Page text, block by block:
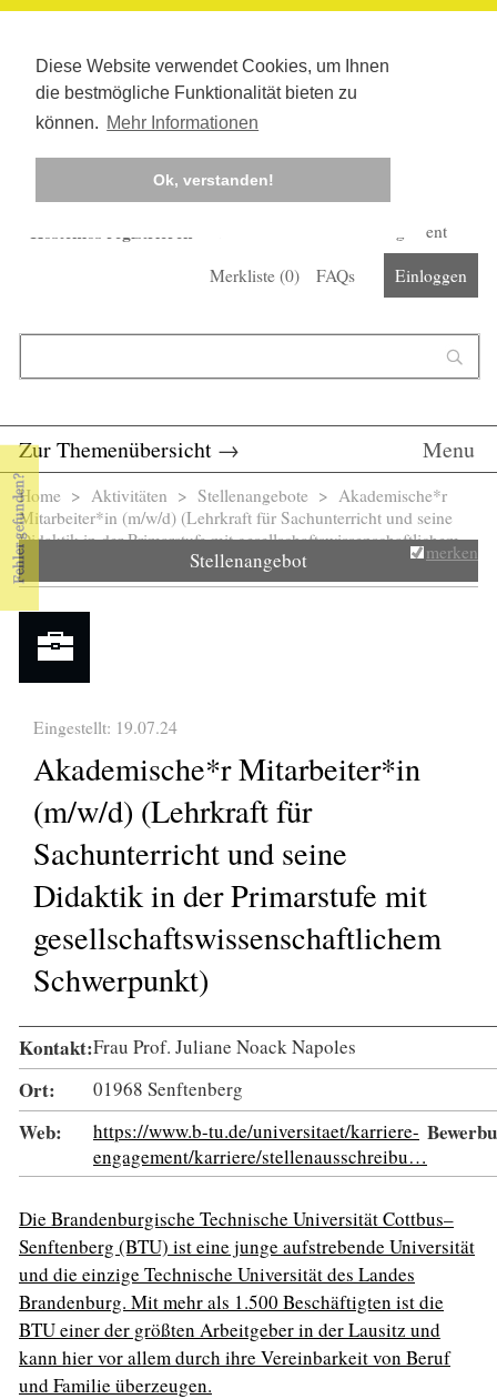
Diese Website verwendet Cookies, um Ihnen
die bestmögliche Funktionalität bieten zu
können. Mehr Informationen
Ok, verstanden!
Kostenlos registrieren
Corona-Management
Merkliste (0) FAQs Einloggen
Zur Themenübersicht → Menu
Sie sind hier
Home > Aktivitäten > Stellenangebote > Akademische*r
Mitarbeiter*in (m/w/d) (Lehrkraft für Sachunterricht und seine
Didaktik in der Primarstufe mit gesellschaftswissenschaftlichem...
Stellenangebot merken
Eingestellt: 19.07.24
Akademische*r Mitarbeiter*in
(m/w/d) (Lehrkraft für
Sachunterricht und seine
Didaktik in der Primarstufe mit
gesellschaftswissenschaftlichem
Schwerpunkt)
Kontakt:Frau Prof. Juliane Noack Napoles
Ort: 01968 Senftenberg
Web:
https://www.b-tu.de/universitaet/karriere-
engagement/karriere/stellenausschreibu…
Die Brandenburgische Technische Universität Cottbus–
Senftenberg (BTU) ist eine junge aufstrebende Universität
und die einzige Technische Universität des Landes
Brandenburg. Mit mehr als 1.500 Beschäftigten ist die
BTU einer der größten Arbeitgeber in der Lausitz und
kann hier vor allem durch ihre Vereinbarkeit von Beruf
und Familie überzeugen.